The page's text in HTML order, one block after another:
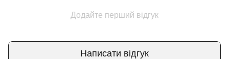
Додайте перший відгук
Написати відгук